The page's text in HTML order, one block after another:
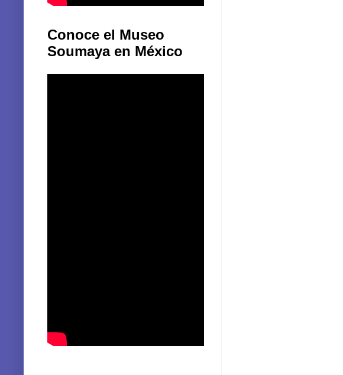
Conoce el Museo
Soumaya en México